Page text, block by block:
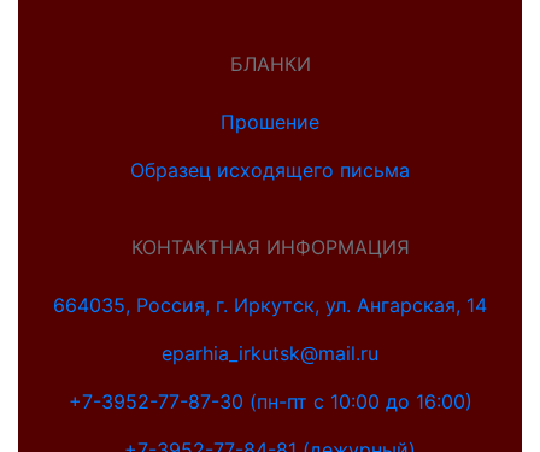
БЛАНКИ
Прошение
Образец исходящего письма
КОНТАКТНАЯ ИНФОРМАЦИЯ
664035, Россия, г. Иркутск, ул. Ангарская, 14
eparhia_irkutsk@mail.ru
+7-3952-77-87-30 (пн-пт с 10:00 до 16:00)